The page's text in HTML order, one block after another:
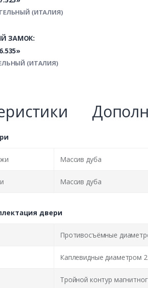
(ИТАЛИЯ)
ЗАМОК:
(ИТАЛИЯ)
Массив дуба
Массив дуба
двери
Противосъёмные
Каплевидные диаметром
Тройной контур